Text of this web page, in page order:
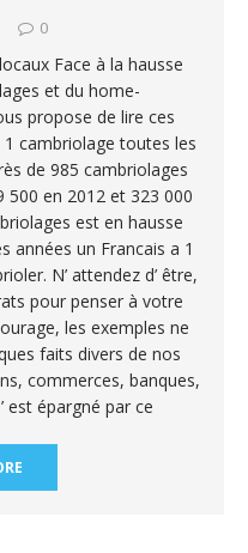
0
Face à la hausse
et du home-
propose de lire ces
cambriolage toutes les
de 985 cambriolages
500 en 2012 et 323 000
est en hausse
années un Francais a 1
N’ attendez d’ être,
pour penser à votre
les exemples ne
faits divers de nos
commerces, banques,
est épargné par ce